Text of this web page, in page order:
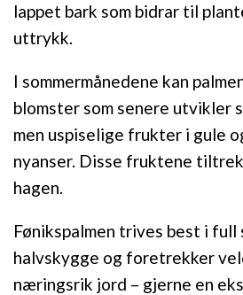
lappet bark som bidrar til
uttrykk.
I sommermånedene kan
blomster som senere utvikler
men uspiselige frukter i gule
nyanser. Disse fruktene
hagen.
Fønikspalmen trives best i full
halvskygge og foretrekker
næringsrik jord – gjerne en